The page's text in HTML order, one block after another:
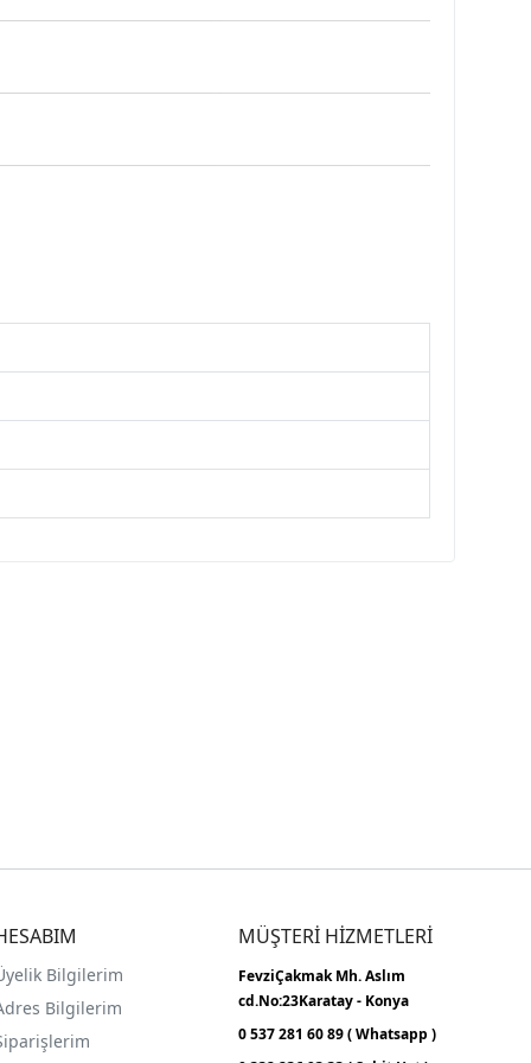
Bilgilerim
Bilgilerim
MÜŞTERİ HİZMETLERİ
FevziÇakmak Mh.Aslım
cd.No:23Karatay - Konya
0 537 281 60 89 ( Whatsapp )